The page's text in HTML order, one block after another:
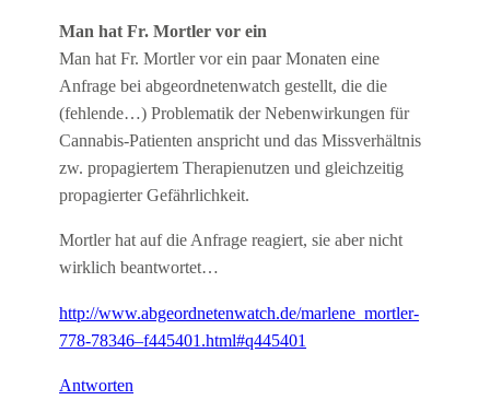
Man hat Fr. Mortler vor ein
Man hat Fr. Mortler vor ein paar Monaten eine
Anfrage bei abgeordnetenwatch gestellt, die die
(fehlende…) Problematik der Nebenwirkungen für
Cannabis-Patienten anspricht und das Missverhältnis
zw. propagiertem Therapienutzen und gleichzeitig
propagierter Gefährlichkeit.
Mortler hat auf die Anfrage reagiert, sie aber nicht
wirklich beantwortet…
http://www.abgeordnetenwatch.de/marlene_mortler-
778-78346–f445401.html#q445401
Antworten